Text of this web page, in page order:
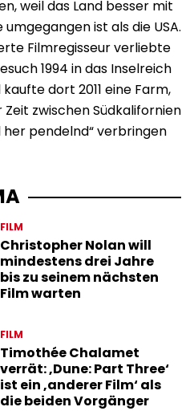
weil das Land besser mit
ist als die USA.
Filmregisseur verliebte
1994 in das Inselreich
dort 2011 eine Farm,
zwischen Südkalifornien
her pendelnd“ verbringen
FILM
Christopher Nolan will
mindestens drei Jahre
bis zu seinem nächsten
Film warten
FILM
Timothée Chalamet
verrät: ‚Dune: Part Three‘
ist ein ‚anderer Film‘ als
die beiden Vorgänger